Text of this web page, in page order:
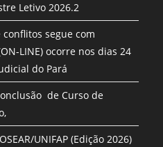
Letivo 2026.2
segue com
LINE) ocorre nos dias 24
do Pará
de Curso de
UNIFAP (Edição 2026)